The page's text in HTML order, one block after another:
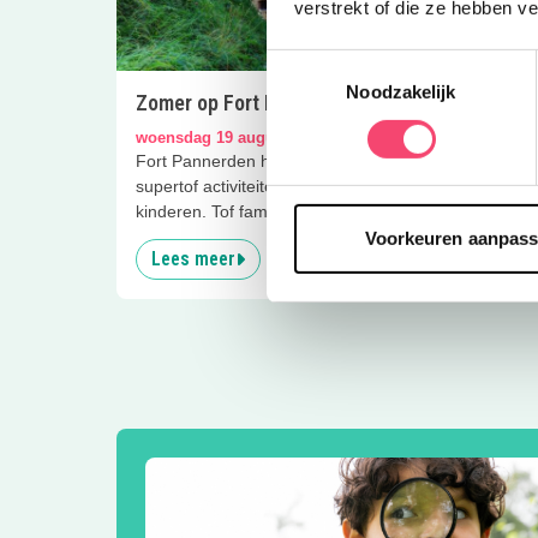
verstrekt of die ze hebben
Toestemmingsselectie
Noodzakelijk
Voorkeuren
Zomer op Fort Pannerden
woensdag 19 augustus
Fort Pannerden heeft deze zomer een
supertof activiteitenprogramma voor
kinderen. Tof familie-uitje!
Lees meer
Fort